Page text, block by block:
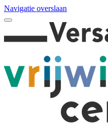
Navigatie overslaan